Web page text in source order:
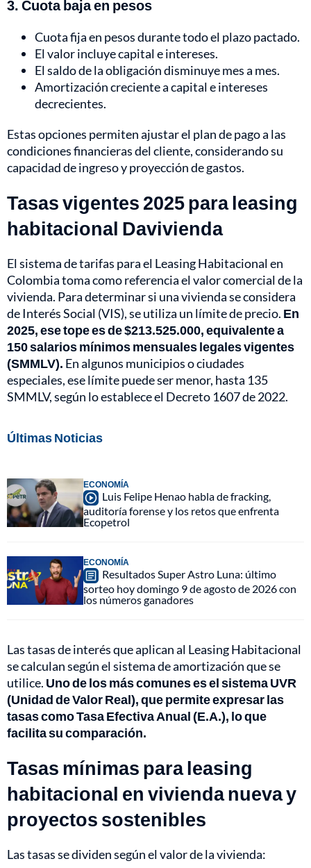
3. Cuota baja en pesos
Cuota fija en pesos durante todo el plazo pactado.
El valor incluye capital e intereses.
El saldo de la obligación disminuye mes a mes.
Amortización creciente a capital e intereses
decrecientes.
Estas opciones permiten ajustar el plan de pago a las
condiciones financieras del cliente, considerando su
capacidad de ingreso y proyección de gastos.
Tasas vigentes 2025 para leasing
habitacional Davivienda
El sistema de tarifas para el Leasing Habitacional en
Colombia toma como referencia el valor comercial de la
vivienda. Para determinar si una vivienda se considera
de Interés Social (VIS), se utiliza un límite de precio. En
2025, ese tope es de $213.525.000, equivalente a
150 salarios mínimos mensuales legales vigentes
(SMMLV). En algunos municipios o ciudades
especiales, ese límite puede ser menor, hasta 135
SMMLV, según lo establece el Decreto 1607 de 2022.
Últimas Noticias
ECONOMÍA
Luis Felipe Henao habla de fracking,
auditoría forense y los retos que enfrenta
Ecopetrol
ECONOMÍA
Resultados Super Astro Luna: último
sorteo hoy domingo 9 de agosto de 2026 con
los números ganadores
Las tasas de interés que aplican al Leasing Habitacional
se calculan según el sistema de amortización que se
utilice. Uno de los más comunes es el sistema UVR
(Unidad de Valor Real), que permite expresar las
tasas como Tasa Efectiva Anual (E.A.), lo que
facilita su comparación.
Tasas mínimas para leasing
habitacional en vivienda nueva y
proyectos sostenibles
Las tasas se dividen según el valor de la vivienda: